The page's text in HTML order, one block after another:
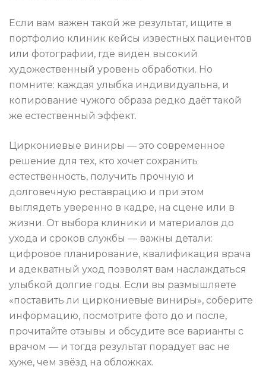
Если вам важен такой же результат, ищите в
портфолио клиник кейсы известных пациентов
или фотографии, где виден высокий
художественный уровень обработки. Но
помните: каждая улыбка индивидуальна, и
копирование чужого образа редко даёт такой
же естественный эффект.
Циркониевые виниры — это современное
решение для тех, кто хочет сохранить
естественность, получить прочную и
долговечную реставрацию и при этом
выглядеть уверенно в кадре, на сцене или в
жизни. От выбора клиники и материалов до
ухода и сроков службы — важны детали:
цифровое планирование, квалификация врача
и адекватный уход позволят вам наслаждаться
улыбкой долгие годы. Если вы размышляете
«поставить ли циркониевые виниры», соберите
информацию, посмотрите фото до и после,
прочитайте отзывы и обсудите все варианты с
врачом — и тогда результат порадует вас не
хуже, чем звёзд на обложках.